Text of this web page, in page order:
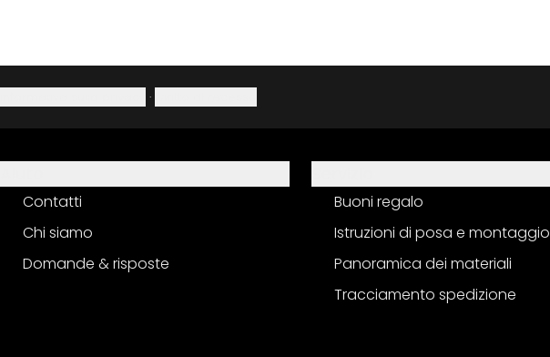
·
Contatti
Chi siamo
Domande & risposte
Buoni regalo
Istruzioni di posa e montaggio
Panoramica dei materiali
Tracciamento spedizione